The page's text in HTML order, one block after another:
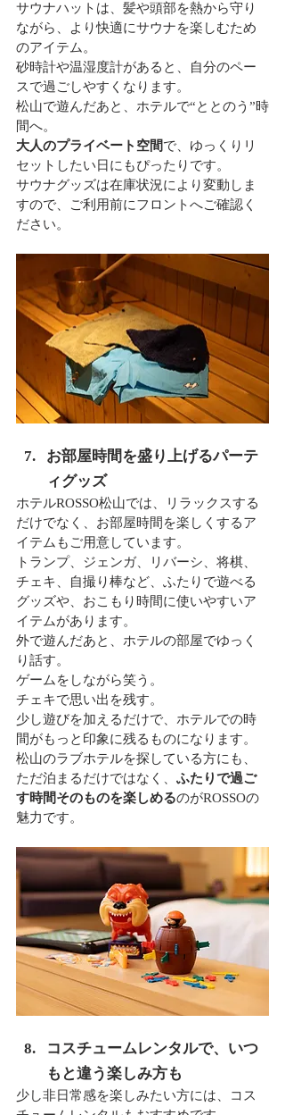
サウナハットは、髪や頭部を熱から守り
ながら、より快適にサウナを楽しむため
のアイテム。
砂時計や温湿度計があると、自分のペー
スで過ごしやすくなります。
松山で遊んだあと、ホテルで“ととのう”時
間へ。
大人のプライベート空間 で、ゆっくりリ
セットしたい日にもぴったりです。
サウナグッズは在庫状況により変動しま
すので、ご利用前にフロントへご確認く
ださい。
お部屋時間を盛り上げるパーテ
ィグッズ
ホテルROSSO松山では、リラックスする
だけでなく、お部屋時間を楽しくするア
イテムもご用意しています。
トランプ、ジェンガ、リバーシ、将棋、
チェキ、自撮り棒など、ふたりで遊べる
グッズや、おこもり時間に使いやすいア
イテムがあります。
外で遊んだあと、ホテルの部屋でゆっく
り話す。
ゲームをしながら笑う。
チェキで思い出を残す。
少し遊びを加えるだけで、ホテルでの時
間がもっと印象に残るものになります。
松山のラブホテルを探している方にも、
ただ泊まるだけではなく、 ふたりで過ご
す時間そのものを楽しめるのがROSSOの
魅力です。
コスチュームレンタルで、いつ
もと違う楽しみ方も
少し非日常感を楽しみたい方には、コス